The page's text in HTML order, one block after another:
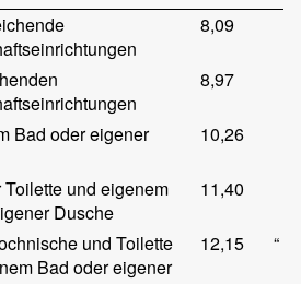
8,09
8,97
Bad oder eigener
10,26
Toilette und eigenem
Dusche
11,40
und Toilette
Bad oder eigener
12,15 “